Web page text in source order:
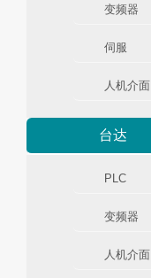
变频器
伺服
人机介面
台达
PLC
变频器
人机介面